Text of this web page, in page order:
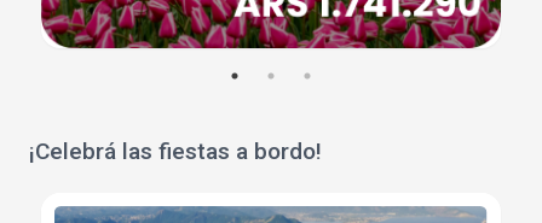
¡Celebrá las fiestas a bordo!